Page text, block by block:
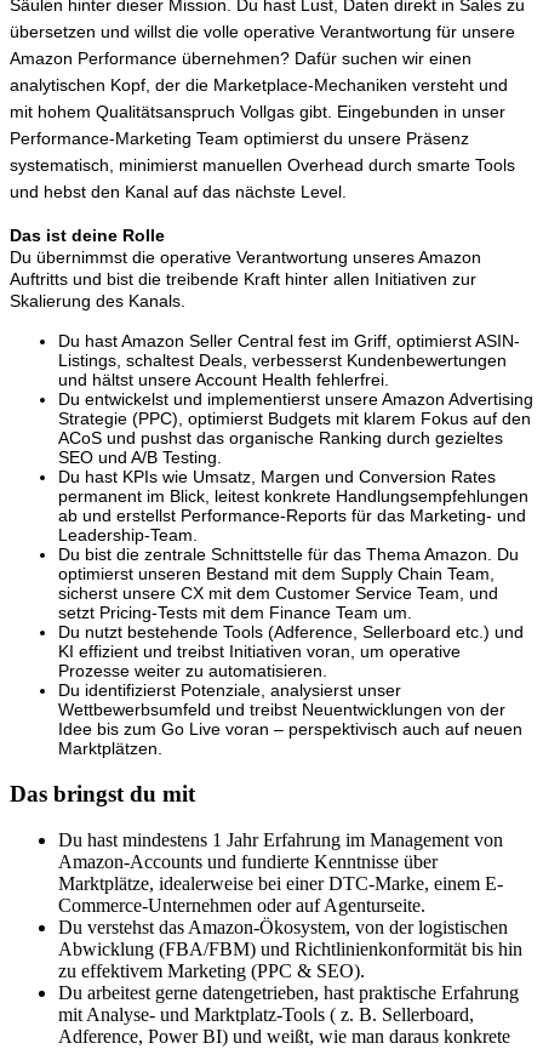
Säulen hinter dieser Mission. Du hast Lust, Daten direkt in Sales zu
übersetzen und willst die volle operative Verantwortung für unsere
Amazon Performance übernehmen? Dafür suchen wir einen
analytischen Kopf, der die Marketplace-Mechaniken versteht und
mit hohem Qualitätsanspruch Vollgas gibt. Eingebunden in unser
Performance-Marketing Team optimierst du unsere Präsenz
systematisch, minimierst manuellen Overhead durch smarte Tools
und hebst den Kanal auf das nächste Level.
Das ist deine Rolle
Du übernimmst die operative Verantwortung unseres Amazon
Auftritts und bist die treibende Kraft hinter allen Initiativen zur
Skalierung des Kanals.
Du hast Amazon Seller Central fest im Griff, optimierst ASIN-
Listings, schaltest Deals, verbesserst Kundenbewertungen
und hältst unsere Account Health fehlerfrei.
Du entwickelst und implementierst unsere Amazon Advertising
Strategie (PPC), optimierst Budgets mit klarem Fokus auf den
ACoS und pushst das organische Ranking durch gezieltes
SEO und A/B Testing.
Du hast KPIs wie Umsatz, Margen und Conversion Rates
permanent im Blick, leitest konkrete Handlungsempfehlungen
ab und erstellst Performance-Reports für das Marketing- und
Leadership-Team.
Du bist die zentrale Schnittstelle für das Thema Amazon. Du
optimierst unseren Bestand mit dem Supply Chain Team,
sicherst unsere CX mit dem Customer Service Team, und
setzt Pricing-Tests mit dem Finance Team um.
Du nutzt bestehende Tools (Adference, Sellerboard etc.) und
KI effizient und treibst Initiativen voran, um operative
Prozesse weiter zu automatisieren.
Du identifizierst Potenziale, analysierst unser
Wettbewerbsumfeld und treibst Neuentwicklungen von der
Idee bis zum Go Live voran – perspektivisch auch auf neuen
Marktplätzen.
Das bringst du mit
Du hast mindestens 1 Jahr Erfahrung im Management von
Amazon-Accounts und fundierte Kenntnisse über
Marktplätze, idealerweise bei einer DTC-Marke, einem E-
Commerce-Unternehmen oder auf Agenturseite.
Du verstehst das Amazon-Ökosystem, von der logistischen
Abwicklung (FBA/FBM) und Richtlinienkonformität bis hin
zu effektivem Marketing (PPC & SEO).
Du arbeitest gerne datengetrieben, hast praktische Erfahrung
mit Analyse- und Marktplatz-Tools ( z. B. Sellerboard,
Adference, Power BI) und weißt, wie man daraus konkrete